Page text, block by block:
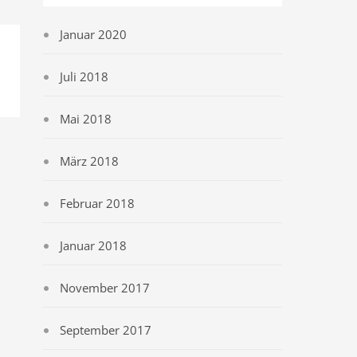
Januar 2020
Juli 2018
Mai 2018
März 2018
Februar 2018
Januar 2018
November 2017
September 2017